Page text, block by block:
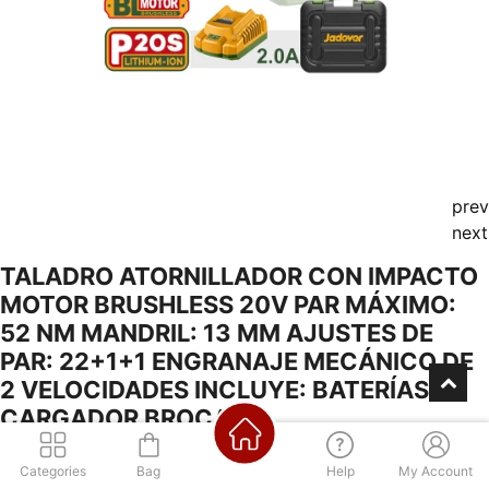
prev
next
TALADRO ATORNILLADOR CON IMPACTO
MOTOR BRUSHLESS 20V PAR MÁXIMO:
52 NM MANDRIL: 13 MM AJUSTES DE
PAR: 22+1+1 ENGRANAJE MECÁNICO DE
2 VELOCIDADES INCLUYE: BATERÍAS Y
CARGADOR BROCAS
Categories Bag Help My Account